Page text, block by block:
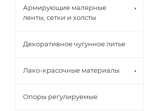
Армирующие малярные
ленты, сетки и холсты
Декоративное чугунное литье
Лако-красочные материалы
Опоры регулируемые